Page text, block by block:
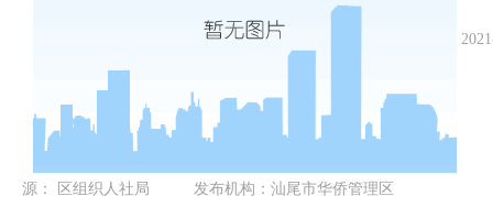
源： 区组织人社局 发布机构： 汕尾市华侨管理区